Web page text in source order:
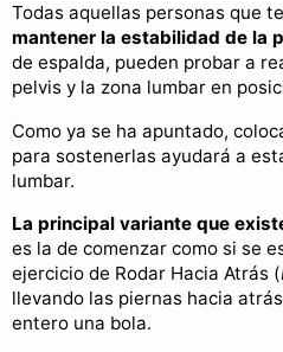
Todas aquellas personas que
mantener la estabilidad de la
de espalda, pueden probar a
pelvis y la zona lumbar en
Como ya se ha apuntado,
para sostenerlas ayudará a
lumbar.
La principal variante que
es la de comenzar como si se
ejercicio de Rodar Hacia Atrás (
llevando las piernas hacia
entero una bola.